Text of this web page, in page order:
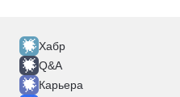
Хабр
Q&A
Карьера